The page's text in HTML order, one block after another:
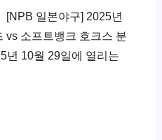
[NPB 일본야구] 2025년
vs 소프트뱅크 호크스 분
년 10월 29일에 열리는